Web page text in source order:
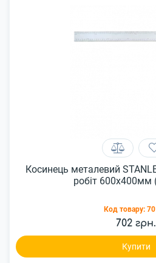
Косинець металевий
робіт 600x400мм
Код товару:
702 грн.
Купити